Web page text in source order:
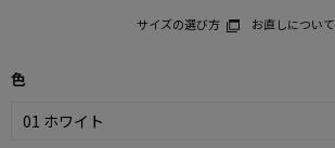
サイズの選び方 お直しについて
色